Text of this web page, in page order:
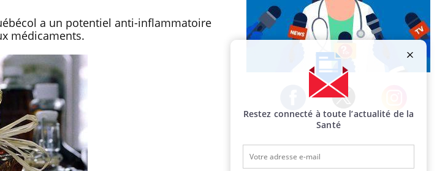
a un potentiel anti-inflammatoire
médicaments.
Facebook Twitter Instagram
Restez connecté à toute l’actualité de la
Santé